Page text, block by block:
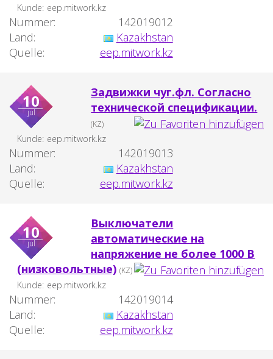
Kunde: eep.mitwork.kz
Nummer:
142019012
Land:
Kazakhstan
Quelle:
eep.mitwork.kz
10
jul
Задвижки чуг.фл. Согласно
технической спецификации.
(KZ)
Kunde: eep.mitwork.kz
Nummer:
142019013
Land:
Kazakhstan
Quelle:
eep.mitwork.kz
10
jul
Выключатели
автоматические на
напряжение не более 1000 В
(низковольтные) (KZ)
Kunde: eep.mitwork.kz
Nummer:
142019014
Land:
Kazakhstan
Quelle:
eep.mitwork.kz